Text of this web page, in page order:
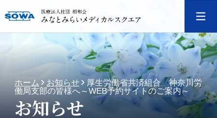
ホーム お知らせ
厚生労働省共済組合 神奈川労
働局支部の皆様へ～WEB予約サイトのご案内～
お知らせ